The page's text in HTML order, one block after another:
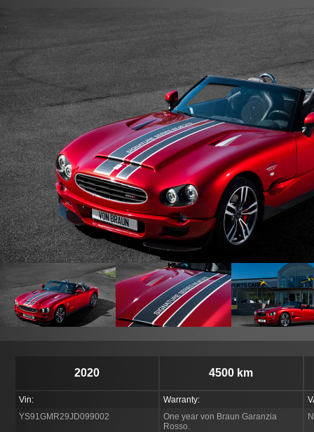
2020 4500 km
Vin:
YS91GMR29JD099002
Warranty:
One year von Braun Garanzia
Rosso.